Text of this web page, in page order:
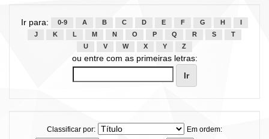
Ir para: 0-9 A B C D E F G H
J
K L M N O P Q R S
T
U
V W X Y Z
ou entre com as primeiras letras:
Classificar por:
Em ordem: